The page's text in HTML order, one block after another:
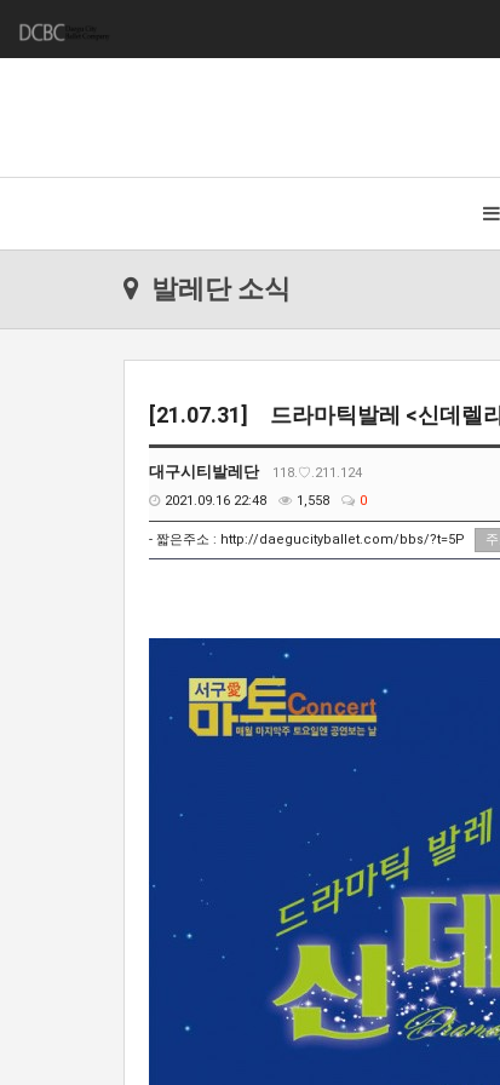
발레단 소식
[21.07.31] 드라마틱발레 <신데렐
대구시티발레단
118.♡.211.124
2021.09.16 22:48
1,558 0
- 짧은주소 : http://daegucityballet.com/bbs/?t=5P